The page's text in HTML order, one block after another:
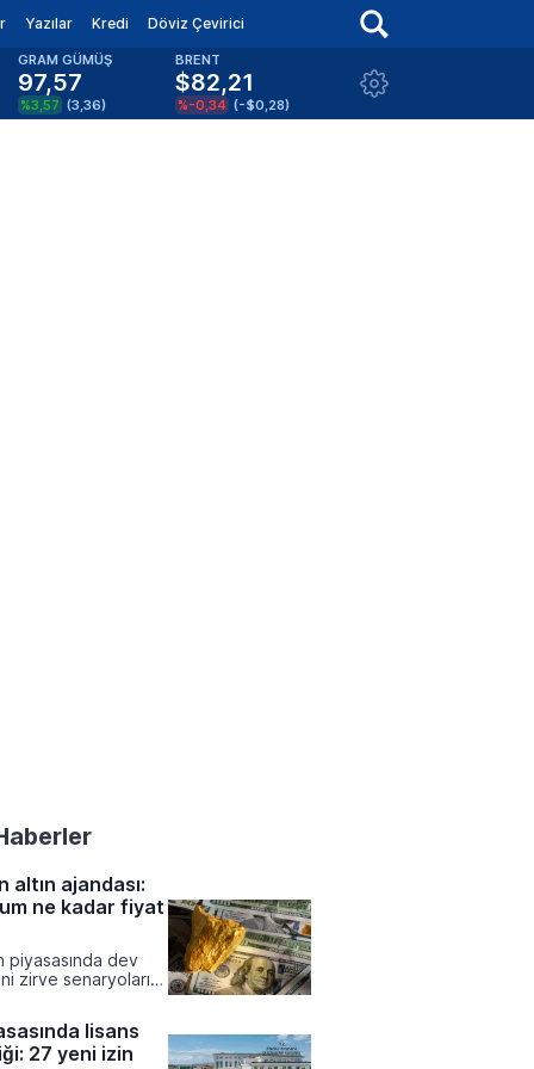
Yazılar Kredi Döviz Çevirici
GRAM GÜMÜŞ
97,57
%3,57 (3,36)
BRENT
$82,21
%-0,34 (-$0,28)
altın ajandası:
ne kadar fiyat
piyasasında dev
zirve senaryolarını
bankalarının
ve artan güvenli
lisans
27 yeni izin